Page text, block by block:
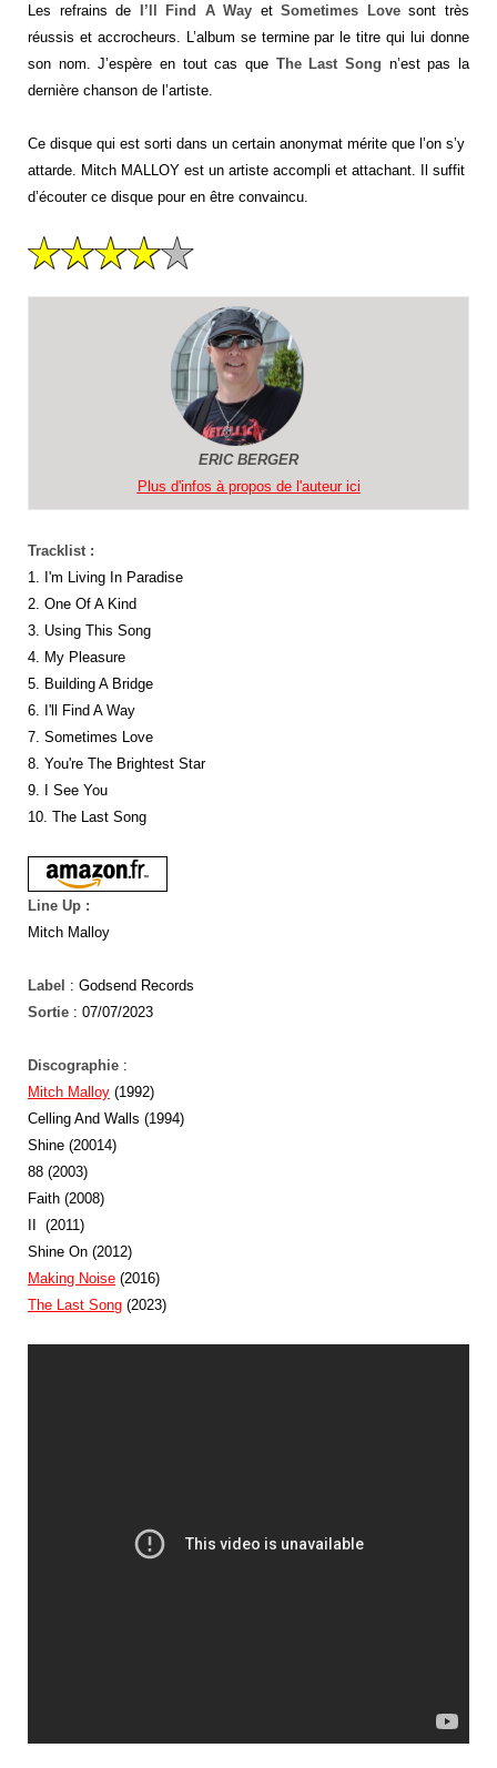
Les refrains de I’ll Find A Way etSometimes Lovesont très
réussis et accrocheurs. L’album se termine par le titre qui lui donne
son nom. J’espère en tout cas que The Last Song n’est pas la
dernière chanson de l’artiste.
Ce disque qui est sorti dans un certain anonymat mérite que l’on s’y
attarde. Mitch MALLOY est un artiste accompli et attachant. Il suffit
d’écouter ce disque pour en être convaincu.
ERIC BERGER
Plus d'infos à propos de l'auteur ici
Tracklist :
1. I'm Living In Paradise
2. One Of A Kind
3. Using This Song
4. My Pleasure
5. Building A Bridge
6. I'll Find A Way
7. Sometimes Love
8. You're The Brightest Star
9. I See You
10. The Last Song
Line Up :
Mitch Malloy
Label : Godsend Records
Sortie : 07/07/2023
Discographie :
Mitch Malloy (1992)
Celling And Walls (1994)
Shine (20014)
88 (2003)
Faith (2008)
II (2011)
Shine On (2012)
Making Noise (2016)
The Last Song (2023)